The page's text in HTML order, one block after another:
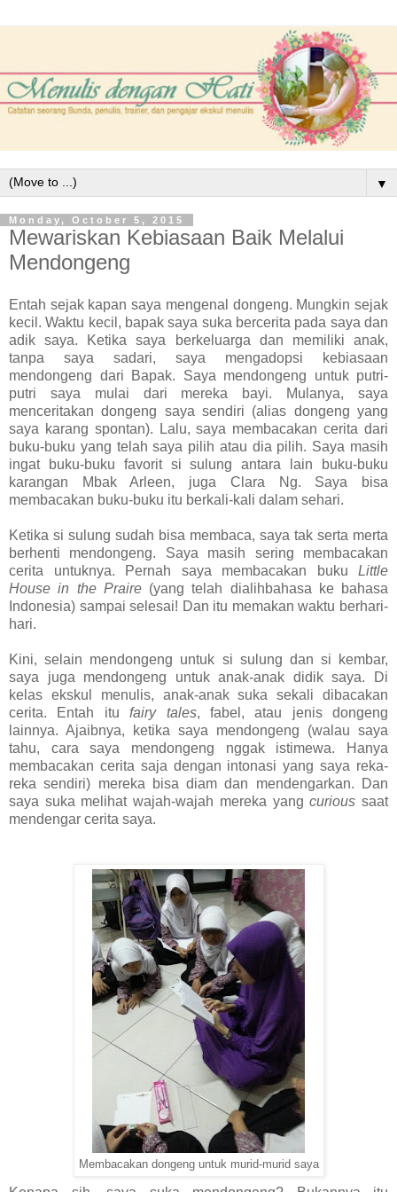
▼
Monday, October 5, 2015
Mewariskan Kebiasaan Baik Melalui
Mendongeng
Entah sejak kapan saya mengenal dongeng. Mungkin sejak
kecil. Waktu kecil, bapak saya suka bercerita pada saya dan
adik saya. Ketika saya berkeluarga dan memiliki anak,
tanpa saya sadari, saya mengadopsi kebiasaan
mendongeng dari Bapak. Saya mendongeng untuk putri-
putri saya mulai dari mereka bayi. Mulanya, saya
menceritakan dongeng saya sendiri (alias dongeng yang
saya karang spontan). Lalu, saya membacakan cerita dari
buku-buku yang telah saya pilih atau dia pilih. Saya masih
ingat buku-buku favorit si sulung antara lain buku-buku
karangan Mbak Arleen, juga Clara Ng. Saya bisa
membacakan buku-buku itu berkali-kali dalam sehari.
Ketika si sulung sudah bisa membaca, saya tak serta merta
berhenti mendongeng. Saya masih sering membacakan
cerita untuknya. Pernah saya membacakan buku Little
House in the Praire(yang telah dialihbahasa ke bahasa
Indonesia) sampai selesai! Dan itu memakan waktu berhari-
hari.
Kini, selain mendongeng untuk si sulung dan si kembar,
saya juga mendongeng untuk anak-anak didik saya. Di
kelas ekskul menulis, anak-anak suka sekali dibacakan
cerita. Entah itufairy tales, fabel, atau jenis dongeng
lainnya. Ajaibnya, ketika saya mendongeng (walau saya
tahu, cara saya mendongeng nggak istimewa. Hanya
membacakan cerita saja dengan intonasi yang saya reka-
reka sendiri) mereka bisa diam dan mendengarkan. Dan
saya suka melihat wajah-wajah mereka yangcurious saat
mendengar cerita saya.
Membacakan dongeng untuk murid-murid saya